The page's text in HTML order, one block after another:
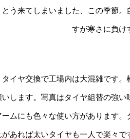
とう来てしまいました、この季節
すが寒さに負け
イヤ交換で工場内は大混雑です
します。写真はタイヤ組替の強
ムにも色々な使い方があります
があれば太いタイヤも一人で楽々